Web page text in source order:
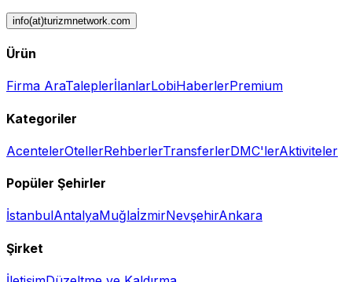
info(at)turizmnetwork.com
Ürün
Firma AraTaleplerİlanlarLobiHaberlerPremium
Kategoriler
AcentelerOtellerRehberlerTransferlerDMC'lerAktiviteler
Popüler Şehirler
İstanbulAntalyaMuğlaİzmirNevşehirAnkara
Şirket